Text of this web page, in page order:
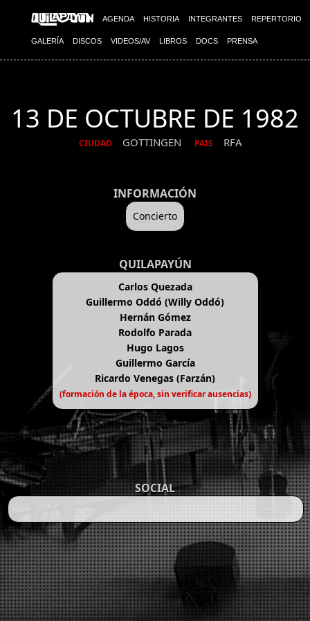
AGENDA HISTORIA INTEGRANTES REPERTORIO
GALERÍA DISCOS VIDEOS/AV LIBROS DOCS PRENSA
13 DE OCTUBRE DE 1982
CIUDAD GOTTINGEN PAIS RFA
INFORMACIÓN
Concierto
QUILAPAYÚN
Carlos Quezada
Guillermo Oddó (Willy Oddó)
Hernán Gómez
Rodolfo Parada
Hugo Lagos
Guillermo García
Ricardo Venegas (Farzán)
(formación de la época, sin verificar ausencias)
SOCIAL